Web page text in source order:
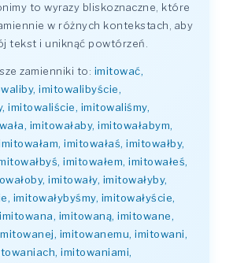
to wyrazy bliskoznaczne, które
w różnych kontekstach, aby
tekst i uniknąć powtórzeń.
zamienniki to: imitować,
imitowalibyście,
imitowaliście, imitowaliśmy,
imitowałaby, imitowałabym,
imitowałaś, imitowałby,
imitowałem, imitowałeś,
imitowały, imitowałyby,
imitowałybyśmy, imitowałyście,
imitowaną, imitowane,
imitowanemu, imitowani,
imitowaniami,